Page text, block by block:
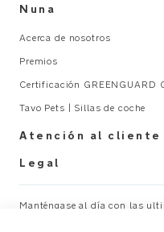
Nuna
Acerca de nosotros
Premios
Certificación GREENGUARD
Tavo Pets | Sillas de coche
Atención al cliente
Legal
Manténgase al día con las